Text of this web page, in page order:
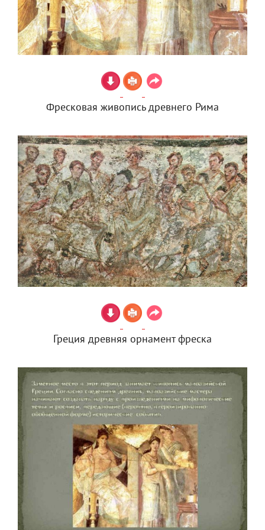
Фресковая живопись древнего Рима
Греция древняя орнамент фреска